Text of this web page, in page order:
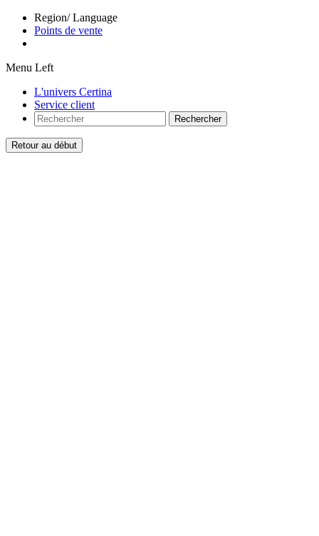
Region/ Language
Points de vente
Menu Left
L'univers Certina
Service client
Rechercher
Retour au début